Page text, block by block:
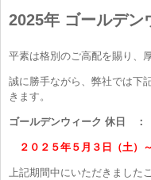
2025年 ゴールデン
平素は格別のご高配を賜り、
誠に勝手ながら、弊社では下
きます。
ゴールデンウィーク 休日 ：
２０２５年５月３日（土）
上記期間中にいただきました